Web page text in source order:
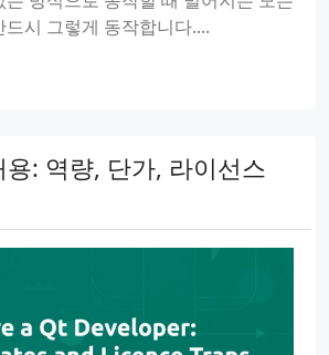
시 그렇게 동작합니다....
: 역량, 단가, 라이선스